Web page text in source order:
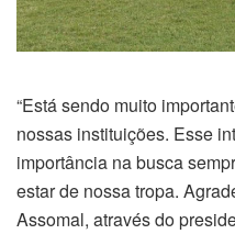
“Está sendo muito
nossas instituições. Esse
importância na busca
estar de nossa tropa.
Assomal, através do